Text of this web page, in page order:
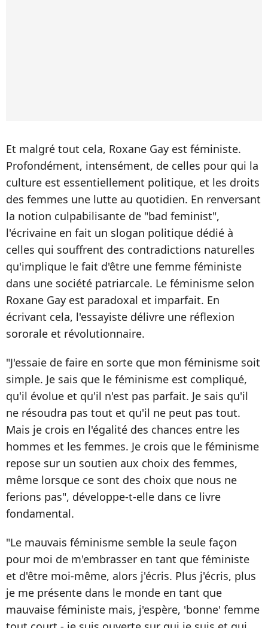
Et malgré tout cela, Roxane Gay est féministe.
Profondément, intensément, de celles pour qui la
culture est essentiellement politique, et les droits
des femmes une lutte au quotidien. En renversant
la notion culpabilisante de "bad feminist",
l'écrivaine en fait un slogan politique dédié à
celles qui souffrent des contradictions naturelles
qu'implique le fait d'être une femme féministe
dans une société patriarcale. Le féminisme selon
Roxane Gay est paradoxal et imparfait. En
écrivant cela, l'essayiste délivre une réflexion
sororale et révolutionnaire.
"J'essaie de faire en sorte que mon féminisme soit
simple. Je sais que le féminisme est compliqué,
qu'il évolue et qu'il n'est pas parfait. Je sais qu'il
ne résoudra pas tout et qu'il ne peut pas tout.
Mais je crois en l'égalité des chances entre les
hommes et les femmes. Je crois que le féminisme
repose sur un soutien aux choix des femmes,
même lorsque ce sont des choix que nous ne
ferions pas", développe-t-elle dans ce livre
fondamental.
"Le mauvais féminisme semble la seule façon
pour moi de m'embrasser en tant que féministe
et d'être moi-même, alors j'écris. Plus j'écris, plus
je me présente dans le monde en tant que
mauvaise féministe mais, j'espère, 'bonne' femme